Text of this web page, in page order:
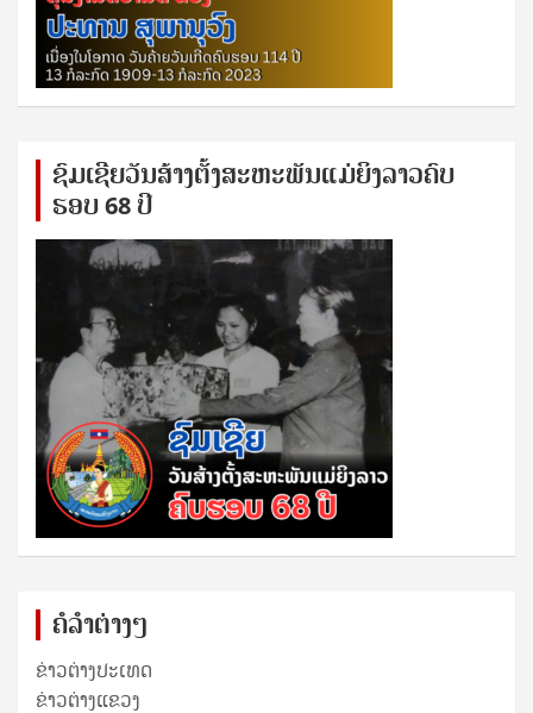
ຊົ​ມ​ເຊີຍ​ວັນ​ສ້າງ​ຕັ້ງ​ສະ​ຫະ​ພັນ​ແມ່​ຍິງ​​ລາວຄົບ​
ຮອບ 68 ປິ
ຄໍລຳຕ່າງໆ
ຂ່າວຕ່າງປະເທດ
ຂ່າວ​ຕ່າງ​ແຂວງ